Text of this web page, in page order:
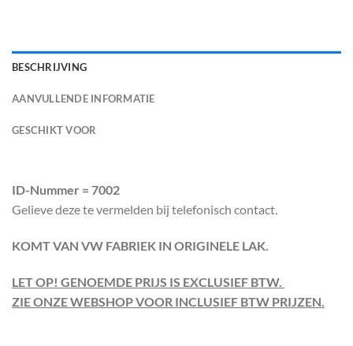
BESCHRIJVING
AANVULLENDE INFORMATIE
GESCHIKT VOOR
ID-Nummer = 7002
Gelieve deze te vermelden bij telefonisch contact.
KOMT VAN VW FABRIEK IN ORIGINELE LAK.
LET OP! GENOEMDE PRIJS IS EXCLUSIEF BTW.
ZIE ONZE WEBSHOP VOOR INCLUSIEF BTW PRIJZEN.